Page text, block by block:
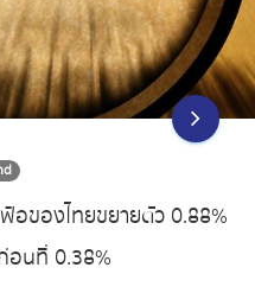
อของไทยขยายตัว 0.88%
อนที่ 0.38%